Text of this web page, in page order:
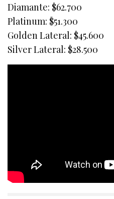
Diamante: $62.700
Platinum: $51.300
Golden Lateral: $45.600
Silver Lateral: $28.500